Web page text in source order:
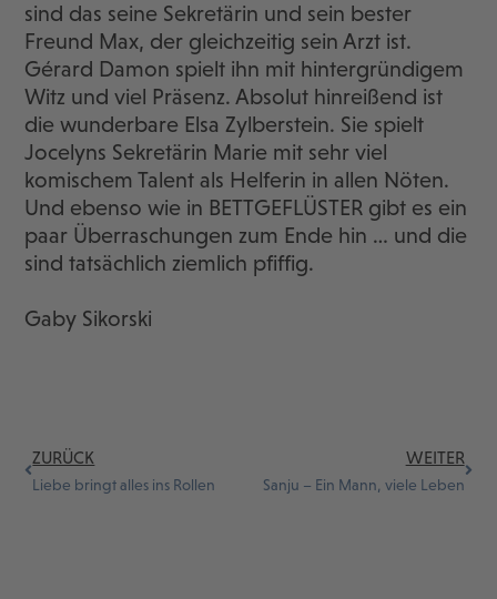
sind das seine Sekretärin und sein bester
Freund Max, der gleichzeitig sein Arzt ist.
Gérard Damon spielt ihn mit hintergründigem
Witz und viel Präsenz. Absolut hinreißend ist
die wunderbare Elsa Zylberstein. Sie spielt
Jocelyns Sekretärin Marie mit sehr viel
komischem Talent als Helferin in allen Nöten.
Und ebenso wie in BETTGEFLÜSTER gibt es ein
paar Überraschungen zum Ende hin … und die
sind tatsächlich ziemlich pfiffig.
Gaby Sikorski
ZURÜCK
Liebe bringt alles ins Rollen
WEITER
Sanju – Ein Mann, viele Leben